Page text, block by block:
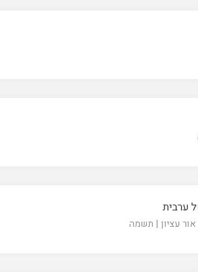
ערבית
אור עציון | תשמה